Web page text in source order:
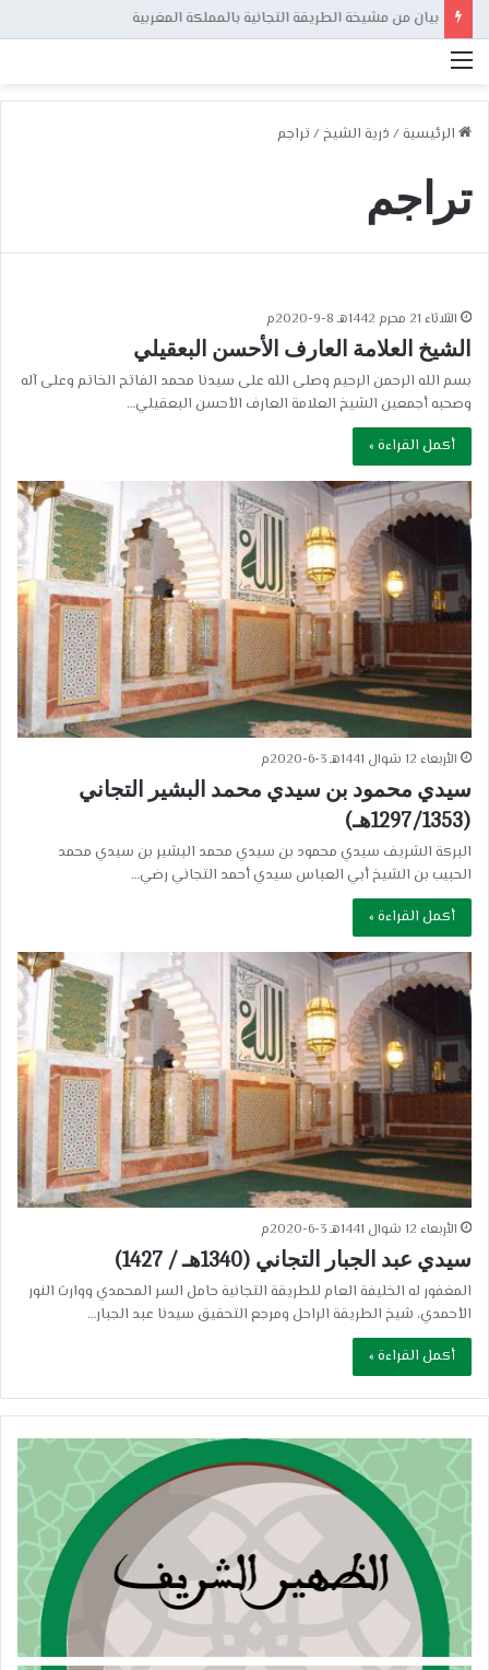
بيان من مشيخة الطريقة التجانية بالمملكة المغربية
الرئيسية / ذرية الشيخ / تراجم
تراجم
الثلاثاء 21 محرم 1442هـ 8-9-2020م
الشيخ العلامة العارف الأحسن البعقيلي
بسم الله الرحمن الرحيم وصلى الله على سيدنا محمد الفاتح الخاتم وعلى آله
وصحبه أجمعين الشيخ العلامة العارف الأحسن البعقيلي…
أكمل القراءة »
الأربعاء 12 شوال 1441هـ 3-6-2020م
سيدي محمود بن سيدي محمد البشير التجاني
(1297/1353هـ)
البركة الشريف سيدي محمود بن سيدي محمد البشير بن سيدي محمد
الحبيب بن الشيخ أبي العباس سيدي أحمد التجاني رضي…
أكمل القراءة »
الأربعاء 12 شوال 1441هـ 3-6-2020م
سيدي عبد الجبار التجاني (1340هـ / 1427)
المغفور له الخليفة العام للطريقة التجانية حامل السر المحمدي ووارث النور
الأحمدي، شيخ الطريقة الراحل ومرجع التحقيق سيدنا عبد الجبار…
أكمل القراءة »